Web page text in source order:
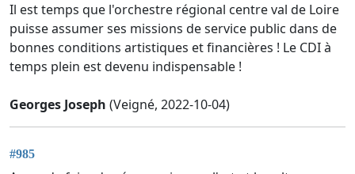
Il est temps que l'orchestre régional centre val de Loire
puisse assumer ses missions de service public dans de
bonnes conditions artistiques et financières ! Le CDI à
temps plein est devenu indispensable !
Georges Joseph (Veigné, 2022-10-04)
#985